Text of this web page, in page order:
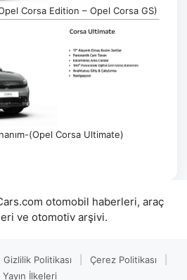
Corsa Edition – Opel Corsa GS)
(Opel Corsa Ultimate)
otomobil haberleri, araç
ve otomotiv arşivi.
Gizlilik Politikası Çerez Politikası
Yayın İlkeleri